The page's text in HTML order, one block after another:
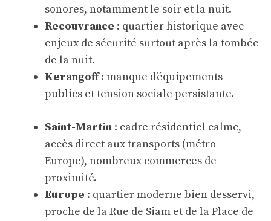
sonores, notamment le soir et la nuit.
Recouvrance : quartier historique avec
enjeux de sécurité surtout après la tombée
de la nuit.
Kerangoff: manque d’équipements
publics et tension sociale persistante.
Saint-Martin : cadre résidentiel calme,
accès direct aux transports (métro
Europe), nombreux commerces de
proximité.
Europe : quartier moderne bien desservi,
proche de la Rue de Siam et de la Place de